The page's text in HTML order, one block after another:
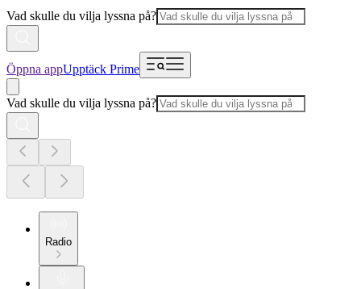
Vad skulle du vilja lyssna på?
Öppna appUpptäck Prime
Vad skulle du vilja lyssna på?
Radio